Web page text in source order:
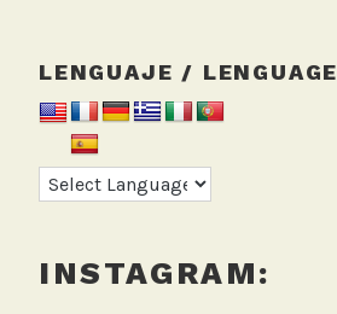
LENGUAJE / LENGUAGE
INSTAGRAM: